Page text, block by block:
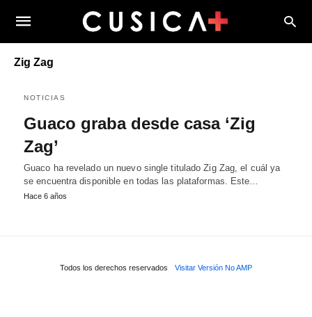
Zig Zag
NOTICIAS
Guaco graba desde casa ‘Zig
Zag’
Guaco ha revelado un nuevo single titulado Zig Zag, el cuál ya
se encuentra disponible en todas las plataformas. Este…
Hace 6 años
Todos los derechos reservados Visitar Versión No AMP